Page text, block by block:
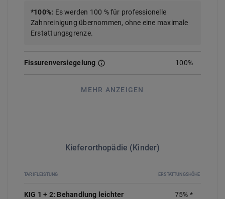
*100%: Es werden 100 % für professionelle
Zahnreinigung übernommen, ohne eine maximale
Erstattungsgrenze.
Fissurenversiegelung 100%
MEHR ANZEIGEN
Kieferorthopädie (Kinder)
TARIFLEISTUNG ERSTATTUNGSHÖHE
KIG 1 + 2: Behandlung leichter
75% *